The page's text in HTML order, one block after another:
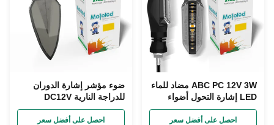
ABC PC 12V 3W مضاد للماء
LED إشارة التحول أضواء
مؤخرة لدرجة حرارة الضوء
احصل على أفضل سعر
ضوء مؤشر إشارة الدوران
للدراجة النارية DC12V
للتشغيل الطبيعي للضوء
احصل على أفضل سعر